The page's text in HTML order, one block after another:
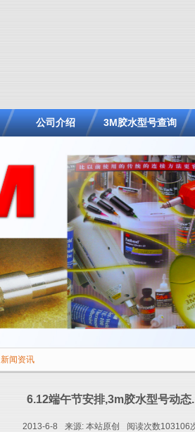
公司介绍 3M胶水型号查询
新闻资讯
6.12端午节安排,3m胶水型号动态.
2013-6-8 来源: 本站原创 阅读次数103106